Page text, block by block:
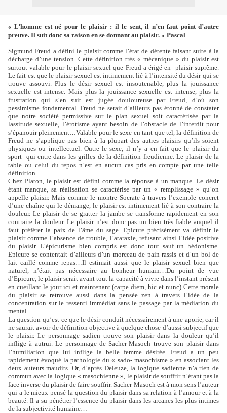
« L’homme est né pour le plaisir : il le sent, il n’en faut point d’autre
preuve. Il suit donc sa raison en se donnant au plaisir. » Pascal
Sigmund Freud a défini le plaisir comme l’état de détente faisant suite à la
décharge d’une tension. Cette définition très « mécanique » du plaisir est
surtout valable pour le plaisir sexuel que Freud a érigé en plaisir suprême.
Le fait est que le plaisir sexuel est intimement lié à l’intensité du désir qui se
trouve assouvi. Plus le désir sexuel est insoutenable, plus la jouissance
sexuelle est intense. Mais plus la jouissance sexuelle est intense, plus la
frustration qui s’en suit est jugée douloureuse par Freud, d’où son
pessimisme fondamental. Freud ne serait d’ailleurs pas étonné de constater
que notre société permissive sur le plan sexuel soit caractérisée par la
lassitude sexuelle, l’érotisme ayant besoin de l’obstacle de l’interdit pour
s’épanouir pleinement…Valable pour le sexe en tant que tel, la définition de
Freud ne s’applique pas bien à la plupart des autres plaisirs qu’ils soient
physiques ou intellectuel. Outre le sexe, il n’y a en fait que le plaisir du
sport qui entre dans les grilles de la définition freudienne. Le plaisir de la
table ou celui du repos n’est en aucun cas pris en compte par une telle
définition.
Chez Platon, le plaisir est défini comme la réponse à un manque. Le désir
étant manque, sa réalisation se caractérise par un « remplissage » qu’on
appelle plaisir. Mais comme le montre Socrate à travers l’exemple concret
d’une chaîne qui le démange, le plaisir est intimement lié à son contraire la
douleur. Le plaisir de se gratter la jambe se transforme rapidement en son
contraire la douleur. Le plaisir n’est donc pas un bien très fiable auquel il
faut préférer la paix de l’âme du sage. Epicure précisément va définir le
plaisir comme l’absence de trouble, l’ataraxie, refusant ainsi l’idée positive
du plaisir. L’épicurisme bien compris est donc tout sauf un hédonisme.
Epicure se contentait d’ailleurs d’un morceau de pain rassis et d’un bol de
lait caillé comme repas…Il estimait aussi que le plaisir sexuel bien que
naturel, n’était pas nécessaire au bonheur humain…Du point de vue
d’Epicure, le plaisir serait avant tout la capacité à vivre dans l’instant présent
en cueillant le jour ici et maintenant (carpe diem, hic et nunc) Cette morale
du plaisir se retrouve aussi dans la pensée zen à travers l’idée de la
concentration sur le ressenti immédiat sans le passage par la médiation du
mental.
La question qu’est-ce que le désir conduit nécessairement à une aporie, car il
ne saurait avoir de définition objective à quelque chose d’aussi subjectif que
le plaisir. Le personnage sadien trouve son plaisir dans la douleur qu’il
inflige à autrui. Le personnage de Sacher-Masoch trouve son plaisir dans
l’humiliation que lui inflige la belle femme désirée. Freud a un peu
rapidement évoqué la pathologie du « sado- masochisme » en associant les
deux auteurs maudits. Or, d’après Deleuze, la logique sadienne n’a rien de
commun avec la logique « masochienne », le plaisir de souffrir n’étant pas la
face inverse du plaisir de faire souffrir. Sacher-Masoch est à mon sens l’auteur
qui a le mieux pensé la question du plaisir dans sa relation à l’amour et à la
beauté. Il a su pénétrer l’essence du plaisir dans les arcanes les plus intimes
de la subjectivité humaine…